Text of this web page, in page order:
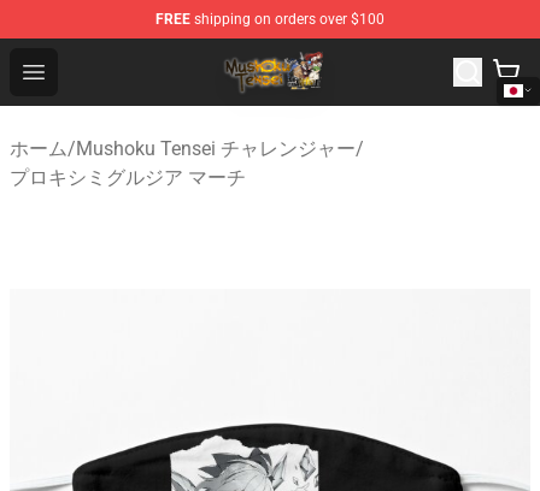
FREE shipping on orders over $100
Open menu
Mushoku Tensei Store - Official Mushoku Tensei
ホーム/Mushoku Tensei チャレンジャー/
プロキシミグルジア マーチ